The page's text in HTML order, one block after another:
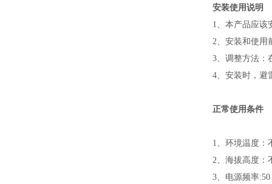
安装使用说明
1、本产品应该
2、安装和使用
3、调整方法：
4、安装时，避
正常使用条件
1、环境温度：
2、海拔高度：
3、电源频率